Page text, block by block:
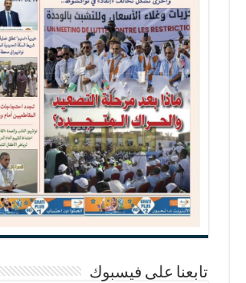
تابعنا على فيسبوك